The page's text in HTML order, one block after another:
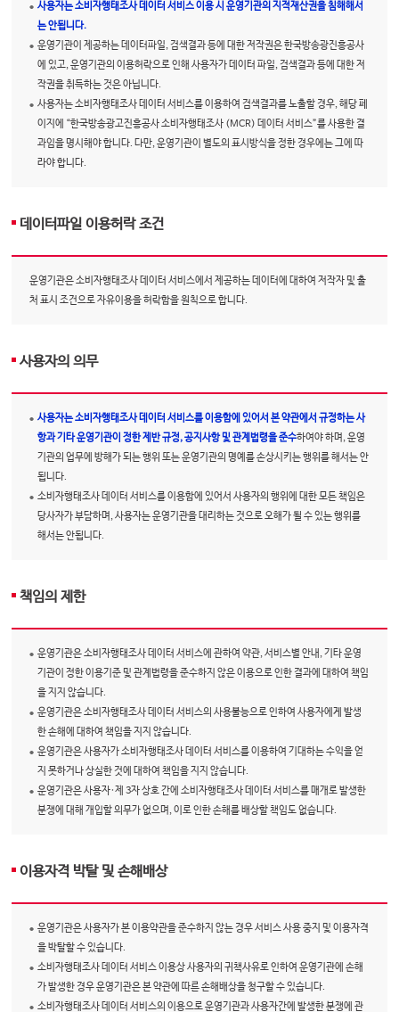
사용자는 소비자행태조사 데이터 서비스 이용 시 운영기관의 지적재산권을 침해해서
는 안됩니다.
운영기관이 제공하는 데이터파일, 검색결과 등에 대한 저작권은 한국방송광진흥공사
에 있고, 운영기관의 이용허락으로 인해 사용자가 데이터 파일, 검색결과 등에 대한 저
작권을 취득하는 것은 아닙니다.
사용자는 소비자행태조사 데이터 서비스를 이용하여 검색결과를 노출할 경우, 해당 페
이지에 “한국방송광고진흥공사 소비자행태조사 (MCR) 데이터 서비스”를 사용한 결
과임을 명시해야 합니다. 다만, 운영기관이 별도의 표시방식을 정한 경우에는 그에 따
라야 합니다.
데이터파일 이용허락 조건
운영기관은 소비자행태조사 데이터 서비스에서 제공하는 데이터에 대하여 저작자 및 출
처 표시 조건으로 자유이용을 허락함을 원칙으로 합니다.
사용자의 의무
사용자는 소비자행태조사 데이터 서비스를 이용함에 있어서 본 약관에서 규정하는 사
항과 기타 운영기관이 정한 제반 규정, 공지사항 및 관계법령을 준수하여야 하며, 운영
기관의 업무에 방해가 되는 행위 또는 운영기관의 명예를 손상시키는 행위를 해서는 안
됩니다.
소비자행태조사 데이터 서비스를 이용함에 있어서 사용자의 행위에 대한 모든 책임은
당사자가 부담하며, 사용자는 운영기관을 대리하는 것으로 오해가 될 수 있는 행위를
해서는 안됩니다.
책임의 제한
운영기관은 소비자행태조사 데이터 서비스에 관하여 약관, 서비스별 안내, 기타 운영
기관이 정한 이용기준 및 관계법령을 준수하지 않은 이용으로 인한 결과에 대하여 책임
을 지지 않습니다.
운영기관은 소비자행태조사 데이터 서비스의 사용불능으로 인하여 사용자에게 발생
한 손해에 대하여 책임을 지지 않습니다.
운영기관은 사용자가 소비자행태조사 데이터 서비스를 이용하여 기대하는 수익을 얻
지 못하거나 상실한 것에 대하여 책임을 지지 않습니다.
운영기관은 사용자·제 3자 상호 간에 소비자행태조사 데이터 서비스를 매개로 발생한
분쟁에 대해 개입할 의무가 없으며, 이로 인한 손해를 배상할 책임도 없습니다.
이용자격 박탈 및 손해배상
운영기관은 사용자가 본 이용약관을 준수하지 않는 경우 서비스 사용 중지 및 이용자격
을 박탈할 수 있습니다.
소비자행태조사 데이터 서비스 이용상 사용자의 귀책사유로 인하여 운영기관에 손해
가 발생한 경우 운영기관은 본 약관에 따른 손해배상을 청구할 수 있습니다.
소비자행태조사 데이터 서비스의 이용으로 운영기관과 사용자간에 발생한 분쟁에 관